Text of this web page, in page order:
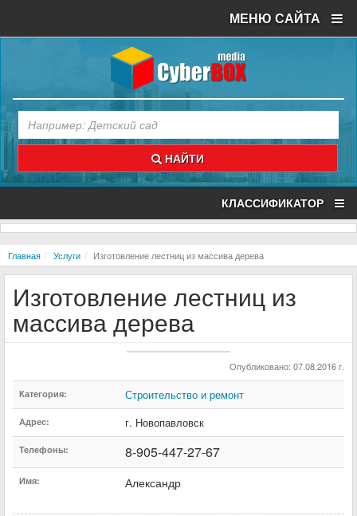
МЕНЮ САЙТА
НАЙТИ
КЛАССИФИКАТОР
Главная Услуги Изготовление лестниц из массива дерева
Изготовление лестниц из
массива дерева
Опубликовано: 07.08.2016 г.
Категория: Строительство и ремонт
Адрес: г. Новопавловск
Телефоны: 8-905-447-27-67
Имя: Александр